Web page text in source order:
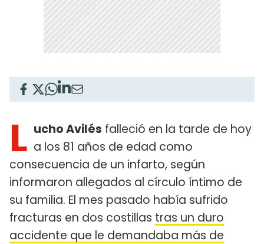
L ucho Avilés falleció en la tarde de hoy
a los 81 años de edad como
consecuencia de un infarto, según
informaron allegados al círculo íntimo de
su familia. El mes pasado había sufrido
fracturas en dos costillas tras un duro
accidente que le demandaba más de